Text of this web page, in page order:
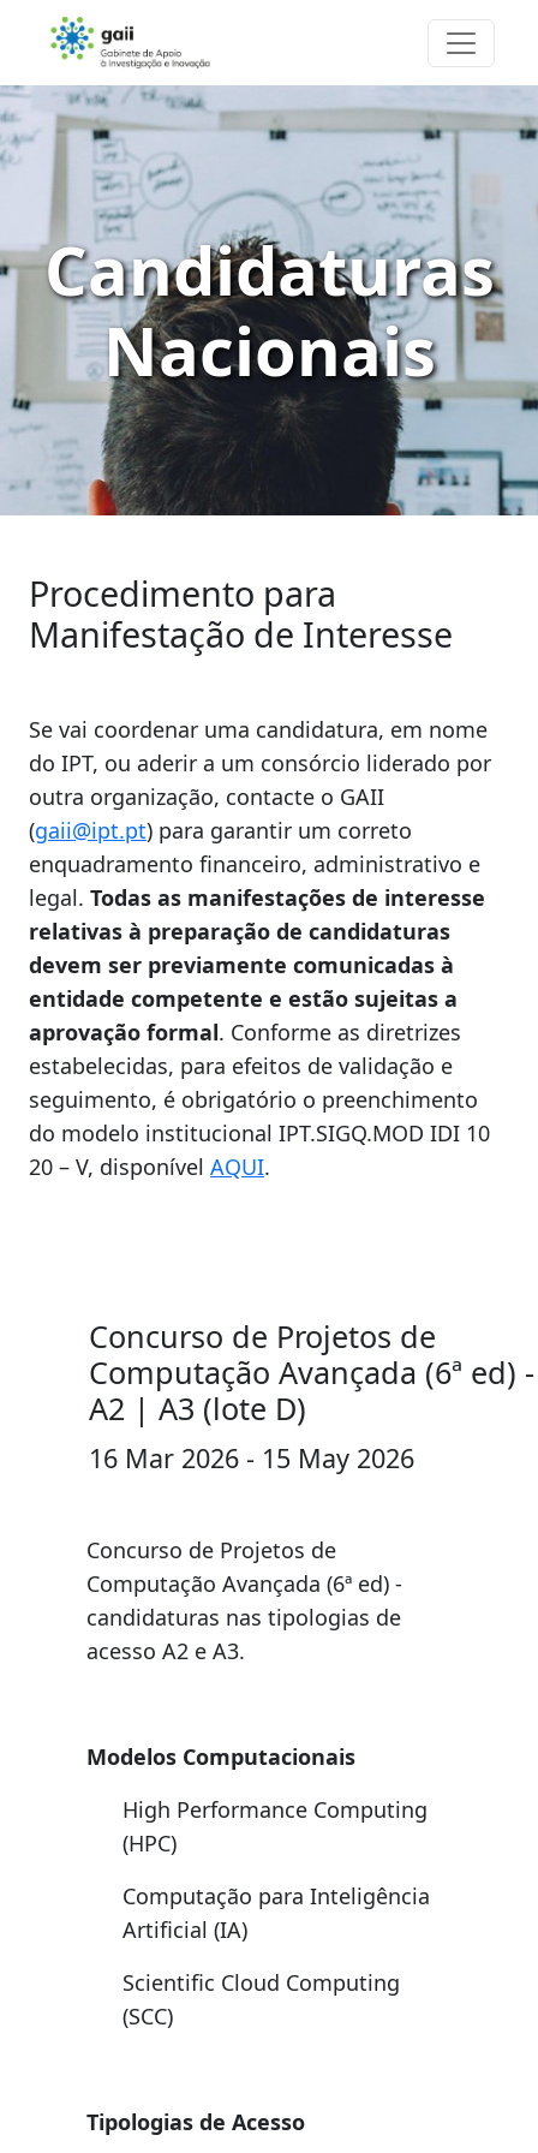
Candidaturas
Nacionais
Procedimento para
Manifestação de Interesse
Se vai coordenar uma candidatura, em nome
do IPT, ou aderir a um consórcio liderado por
outra organização, contacte o GAII
(gaii@ipt.pt) para garantir um correto
enquadramento financeiro, administrativo e
legal. Todas as manifestações de interesse
relativas à preparação de candidaturas
devem ser previamente comunicadas à
entidade competente e estão sujeitas a
aprovação formal. Conforme as diretrizes
estabelecidas, para efeitos de validação e
seguimento, é obrigatório o preenchimento
do modelo institucional IPT.SIGQ.MOD IDI 10
20 – V, disponível AQUI.
Concurso de Projetos de
Computação Avançada (6ª ed) -
A2 | A3 (lote D)
16 Mar 2026 - 15 May 2026
Concurso de Projetos de
Computação Avançada (6ª ed) -
candidaturas nas tipologias de
acesso A2 e A3.
Modelos Computacionais
High Performance Computing
(HPC)
Computação para Inteligência
Artificial (IA)
Scientific Cloud Computing
(SCC)
Tipologias de Acesso